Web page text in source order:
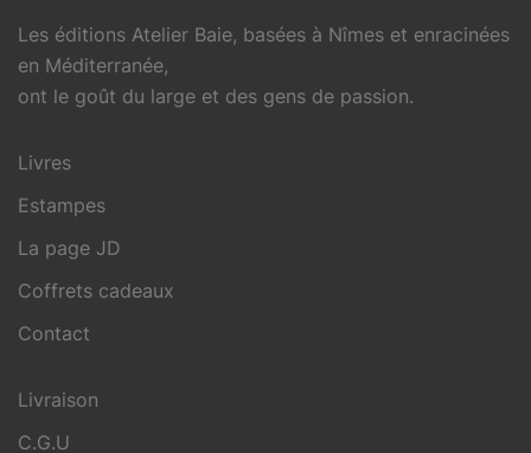
Les éditions Atelier Baie, basées à Nîmes et enracinées
en Méditerranée,
ont le goût du large et des gens de passion.
Livres
Estampes
La page JD
Coffrets cadeaux
Contact
Livraison
C.G.U